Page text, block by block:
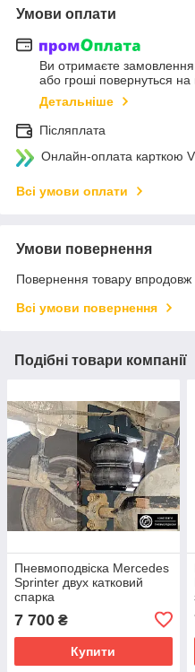
Умови оплати
Ви отримаєте замовлення
або гроші повернуться на
Детальніше
Післяплата
Онлайн-оплата карткою
Всі умови оплати
Умови повернення
Повернення товару впродовж
Всі умови повернення
Подібні товари компанії
Пневмоподвіска Mercedes
Sprinter двух катковий
спарка
7 700 ₴
Купити